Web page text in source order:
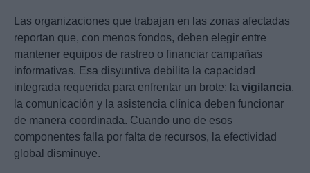
Las organizaciones que trabajan en las zonas afectadas
reportan que, con menos fondos, deben elegir entre
mantener equipos de rastreo o financiar campañas
informativas. Esa disyuntiva debilita la capacidad
integrada requerida para enfrentar un brote: la vigilancia,
la comunicación y la asistencia clínica deben funcionar
de manera coordinada. Cuando uno de esos
componentes falla por falta de recursos, la efectividad
global disminuye.